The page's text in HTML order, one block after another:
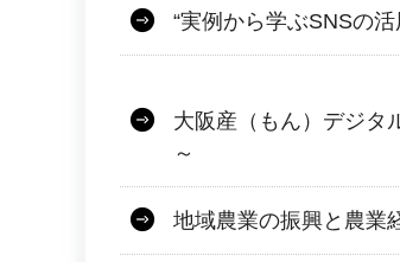
“実例から学ぶSNSの
大阪産（もん）デジタ
～
地域農業の振興と農業